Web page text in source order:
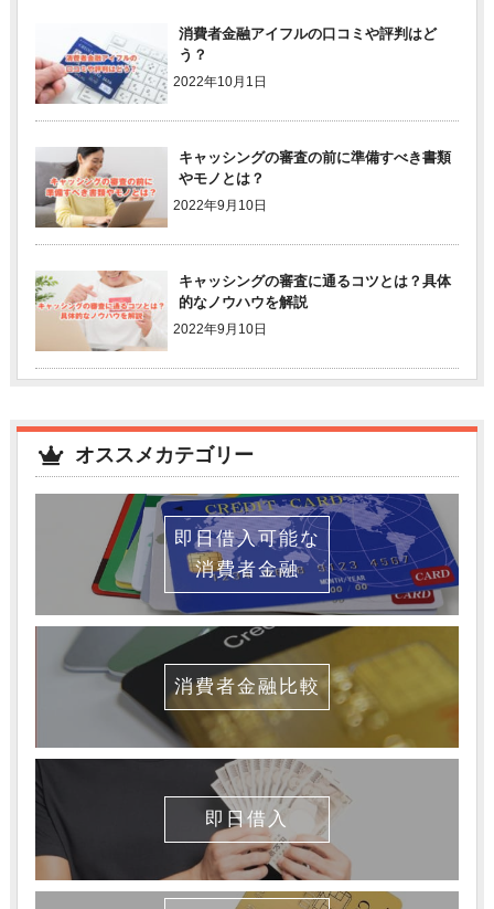
消費者金融アイフルの口コミや評判はど
う？
2022年10月1日
キャッシングの審査の前に準備すべき書類
やモノとは？
2022年9月10日
キャッシングの審査に通るコツとは？具体
的なノウハウを解説
2022年9月10日
オススメカテゴリー
即日借入可能な
消費者金融
消費者金融比較
即日借入